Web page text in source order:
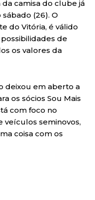
camisa do clube já
(26). O
do Vitória, é válido
de
os valores da
deixou em aberto a
os sócios Sou Mais
com foco no
veículos seminovos,
coisa com os